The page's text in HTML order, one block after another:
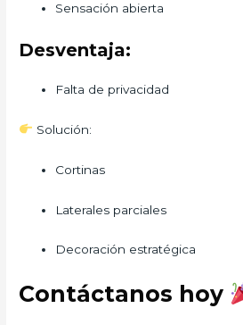
Sensación abierta
Desventaja:
Falta de privacidad
Solución:
Cortinas
Laterales parciales
Decoración estratégica
Contáctanos hoy